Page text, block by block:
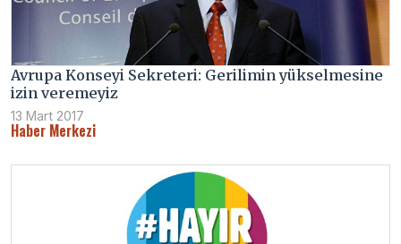
Avrupa Konseyi Sekreteri: Gerilimin yükselmesine
izin veremeyiz
13 Mart 2017
Haber Merkezi